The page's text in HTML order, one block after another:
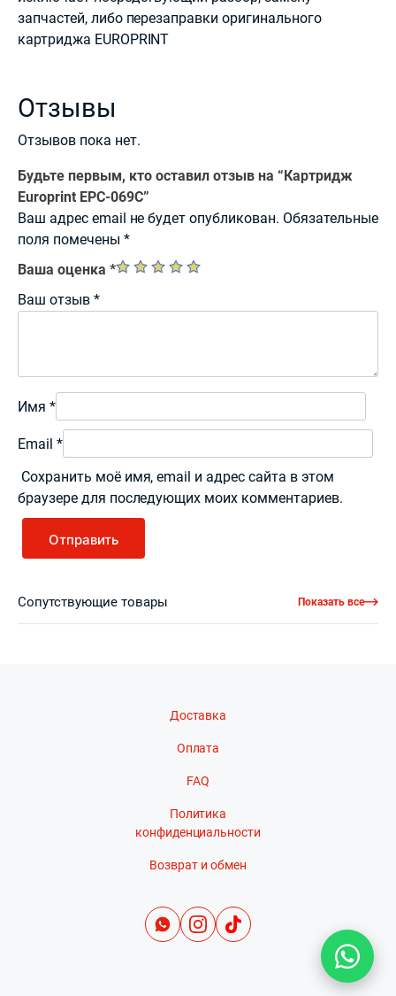
запчастей, либо перезаправки оригинального
картриджа EUROPRINT
Отзывы
Отзывов пока нет.
Будьте первым, кто оставил отзыв на “Картридж
Europrint EPC-069C”
Ваш адрес email не будет опубликован. Обязательные
поля помечены *
Ваша оценка *
Ваш отзыв *
Имя *
Email *
Сохранить моё имя, email и адрес сайта в этом
браузере для последующих моих комментариев.
Сопутствующие товары Показать все
Доставка
Оплата
FAQ
Политика
конфиденциальности
Возврат и обмен